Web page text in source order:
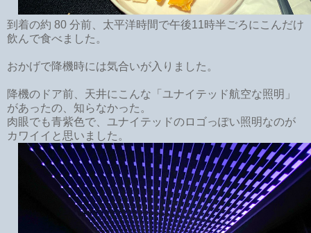
到着の約 80 分前、太平洋時間で午後11時半ごろにこんだけ
飲んで食べました。
おかげで降機時には気合いが入りました。
降機のドア前、天井にこんな「ユナイテッド航空な照明」
があったの、知らなかった。
肉眼でも青紫色で、ユナイテッドのロゴっぽい照明なのが
カワイイと思いました。